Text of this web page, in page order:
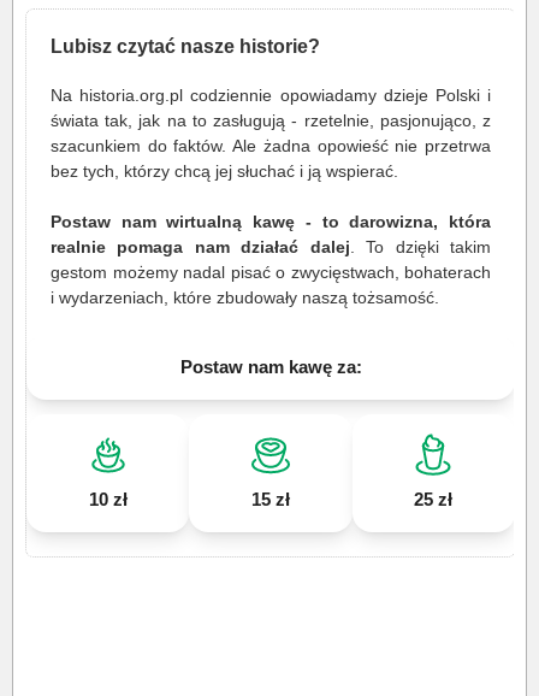
Lubisz czytać nasze historie?
Na historia.org.pl codziennie opowiadamy dzieje Polski i
świata tak, jak na to zasługują - rzetelnie, pasjonująco, z
szacunkiem do faktów. Ale żadna opowieść nie przetrwa
bez tych, którzy chcą jej słuchać i ją wspierać.
Postaw nam wirtualną kawę - to darowizna, która
realnie pomaga nam działać dalej . To dzięki takim
gestom możemy nadal pisać o zwycięstwach, bohaterach
i wydarzeniach, które zbudowały naszą tożsamość.
Postaw nam kawę za:
10 zł 15 zł 25 zł